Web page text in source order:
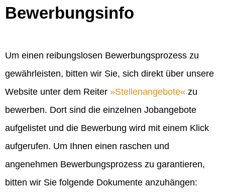
Bewerbungsinfo
Um einen reibungslosen Bewerbungsprozess zu
gewährleisten, bitten wir Sie, sich direkt über unsere
Website unter dem Reiter
Stellenangebote
zu
bewerben. Dort sind die einzelnen Jobangebote
aufgelistet und die Bewerbung wird mit einem Klick
aufgerufen. Um Ihnen einen raschen und
angenehmen Bewerbungsprozess zu garantieren,
bitten wir Sie folgende Dokumente anzuhängen: